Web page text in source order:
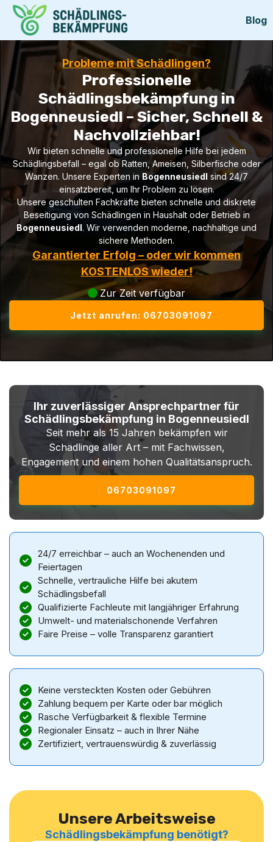
Blog
Probleme mit Schädlingen?
Professionelle
Schädlingsbekämpfung in
Bogenneusiedl – Sicher, Schnell &
Nachvollziehbar!
Wir bieten schnelle und professionelle Hilfe bei jedem
Schädlingsbefall – egal ob Ratten, Ameisen, Silberfische oder
Wanzen. Unsere Experten in Bogenneusiedl sind 24/7
einsatzbereit, um Ihr Problem zu lösen.
Unsere geschulten Fachkräfte bieten schnelle und diskrete
Beseitigung von Schädlingen in Haushalt oder Betrieb in
Bogenneusiedl. Wir verwenden moderne, nachhaltige und
sichere Methoden.
Garantierter Erfolg – oder wir kommen
KOSTENLOS wieder!
Zur Zeit verfügbar
Jetzt anrufen: 06703091097
Ihr zuverlässiger Ansprechpartner für
Schädlingsbekämpfung in Bogenneusiedl
Seit mehr als 15 Jahren bekämpfen wir
Schädlinge aller Art – mit Fachwissen,
Engagement und einem hohen Qualitätsanspruch.
06703091097
24/7 erreichbar – auch an Wochenenden und
Feiertagen
Schnelle, vertrauliche Hilfe bei akutem
Schädlingsbefall
Qualifizierte Fachleute mit langjähriger Erfahrung
Umwelt- und materialschonende Verfahren
Faire Preise – volle Transparenz garantiert
Keine versteckten Kosten oder Gebühren
Zahlung bequem per Karte oder bar möglich
Rasche Verfügbarkeit & flexible Termine
Regionaler Einsatz – auch in Ihrer Nähe
Zertifiziert, vertrauenswürdig & zuverlässig
Unsere Arbeitsweise
Schädlingsbekämpfung benötigt?